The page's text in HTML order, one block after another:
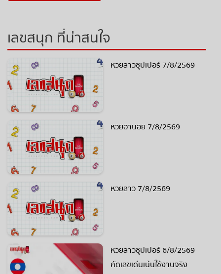
เลขสนุก ที่น่าสนใจ
หวยลาวซุปเปอร์ 7/8/2569
หวยฮานอย 7/8/2569
หวยลาว 7/8/2569
หวยลาวซุปเปอร์ 6/8/2569
คัดเลขเด่นเน้นใช้งานจริง